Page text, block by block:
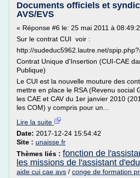
Documents officiels et
AVS/EVS
« Réponse #6 le: 25 mai 2011 à
Sur le contrat CUI voir :
http://sudeduc5962.lautre.net/
Contrat Unique d'Insertion (CUI-CAE
Publique)
Le CUI est la nouvelle mouture des
mettre en place le RSA (Revenu social
les CAE et CAV du 1er janvier 2010
les COM) y compris pour un...
Lire la suite
Date: 2017-12-24 15:54:42
Site : unaisse.fr
Thèmes liés : fonction de
les missions de l'assistant
aide cui cae avs / conge de formation